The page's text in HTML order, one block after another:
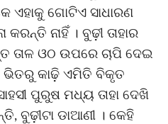
ଏହାକୁ ଗୋଟିଏ ସାଧାରଣ
ନାହିଁ । ବୁଢ଼ୀ ତାହାର
ତାଳ ଓଠ ଉପରେ ଚାପି ଦେଇ
ଭିତରୁ କାଢ଼ି ଏମିତି ବିକୃତ
ପୁରୁଷ ମଧ୍ୟ ତାହା ଦେଖି
ବୁଢ଼ୀଟା ଡାଆଣୀ । କେହି